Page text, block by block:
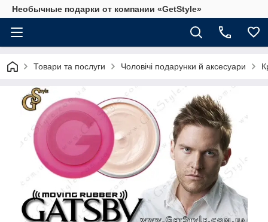
Необычные подарки от компании «GetStyle»
Товари та послуги Чоловічі подарунки й аксесуари